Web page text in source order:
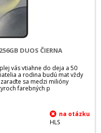
DUOS ČIERNA
vás vtiahne do deja a 50
a rodina budú mat vždy
sa medzi milióny
farebných p
HLS